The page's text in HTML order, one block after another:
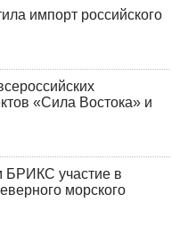
импорт российского
«Сила Востока» и
БРИКС участие в
морского